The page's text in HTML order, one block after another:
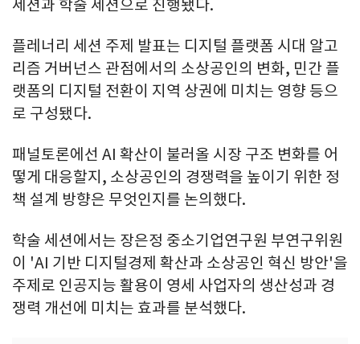
세션과 학술 세션으로 진행됐다.
플레너리 세션 주제 발표는 디지털 플랫폼 시대 알고
리즘 거버넌스 관점에서의 소상공인의 변화, 민간 플
랫폼의 디지털 전환이 지역 상권에 미치는 영향 등으
로 구성됐다.
패널토론에선 AI 확산이 불러올 시장 구조 변화를 어
떻게 대응할지, 소상공인의 경쟁력을 높이기 위한 정
책 설계 방향은 무엇인지를 논의했다.
학술 세션에서는 장은정 중소기업연구원 부연구위원
이 'AI 기반 디지털경제 확산과 소상공인 혁신 방안'을
주제로 인공지능 활용이 영세 사업자의 생산성과 경
쟁력 개선에 미치는 효과를 분석했다.